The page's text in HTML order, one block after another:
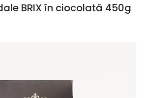
BRIX în ciocolată 450g